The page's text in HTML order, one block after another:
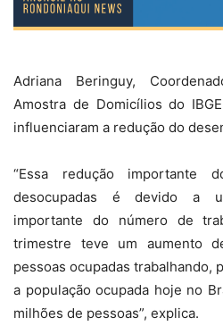
Adriana Beringuy,
Amostra de Domicílios do
influenciaram a redução do
“Essa redução importante
desocupadas é devido a
importante do número de
trimestre teve um aumento
pessoas ocupadas trabalhando,
a população ocupada hoje no
milhões de pessoas”, explica.